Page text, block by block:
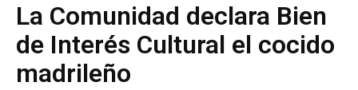
La Comunidad declara Bien
de Interés Cultural el cocido
madrileño